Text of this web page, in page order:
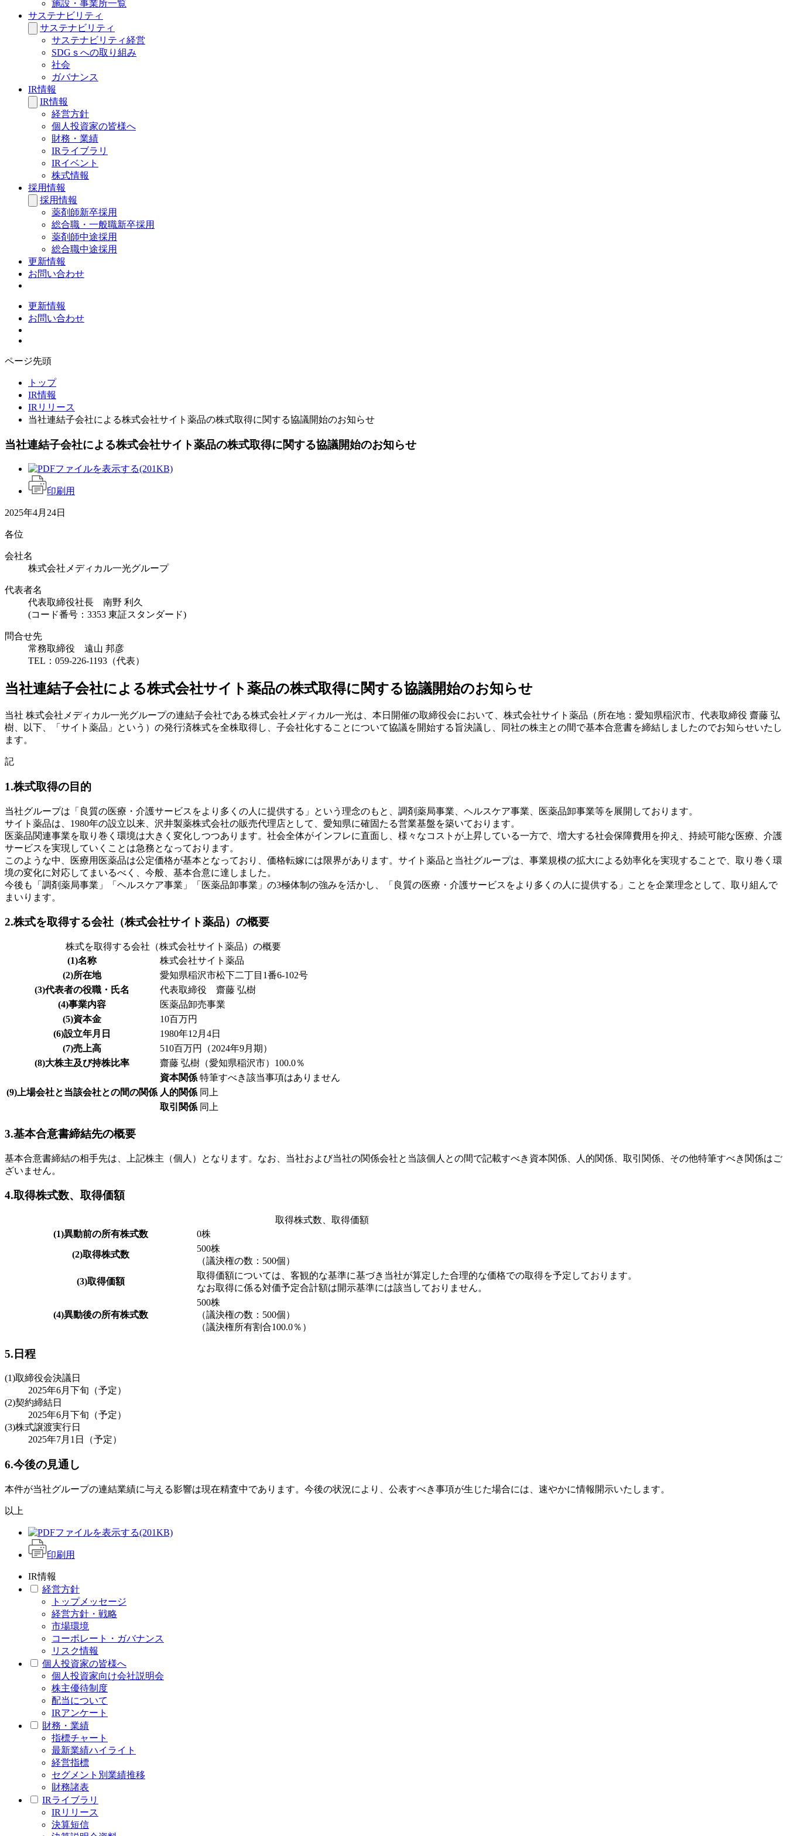
施設・事業所一覧
サステナビリティ
サステナビリティ
サステナビリティ経営
SDGｓへの取り組み
社会
ガバナンス
IR情報
IR情報
経営方針
個人投資家の皆様へ
財務・業績
IRライブラリ
IRイベント
株式情報
採用情報
採用情報
薬剤師新卒採用
総合職・一般職新卒採用
薬剤師中途採用
総合職中途採用
更新情報
お問い合わせ
更新情報
お問い合わせ
ページ先頭
トップ
IR情報
IRリリース
当社連結子会社による株式会社サイト薬品の株式取得に関する協議開始のお知らせ
当社連結子会社による株式会社サイト薬品の株式取得に関する協議開始のお知らせ
(201KB)
印刷用
2025年4月24日
各位
会社名
株式会社メディカル一光グループ
代表者名
代表取締役社長 南野 利久
(コード番号：3353 東証スタンダード)
問合せ先
常務取締役 遠山 邦彦
TEL：059-226-1193（代表）
当社連結子会社による株式会社サイト薬品の株式取得に関する協議開始のお知らせ
当社 株式会社メディカル一光グループの連結子会社である株式会社メディカル一光は、本日開催の取締役会において、株式会社サイト薬品（所在地：愛知県稲沢市、代表取締役 齋藤 弘
樹、以下、「サイト薬品」という）の発行済株式を全株取得し、子会社化することについて協議を開始する旨決議し、同社の株主との間で基本合意書を締結しましたのでお知らせいたし
ます。
記
1.株式取得の目的
当社グループは「良質の医療・介護サービスをより多くの人に提供する」という理念のもと、調剤薬局事業、ヘルスケア事業、医薬品卸事業等を展開しております。
サイト薬品は、1980年の設立以来、沢井製薬株式会社の販売代理店として、愛知県に確固たる営業基盤を築いております。
医薬品関連事業を取り巻く環境は大きく変化しつつあります。社会全体がインフレに直面し、様々なコストが上昇している一方で、増大する社会保障費用を抑え、持続可能な医療、介護
サービスを実現していくことは急務となっております。
このような中、医療用医薬品は公定価格が基本となっており、価格転嫁には限界があります。サイト薬品と当社グループは、事業規模の拡大による効率化を実現することで、取り巻く環
境の変化に対応してまいるべく、今般、基本合意に達しました。
今後も「調剤薬局事業」「ヘルスケア事業」「医薬品卸事業」の3極体制の強みを活かし、「良質の医療・介護サービスをより多くの人に提供する」ことを企業理念として、取り組んで
まいります。
2.株式を取得する会社（株式会社サイト薬品）の概要
株式を取得する会社（株式会社サイト薬品）の概要
(1)名称
株式会社サイト薬品
(2)所在地
愛知県稲沢市松下二丁目1番6-102号
(3)代表者の役職・氏名
代表取締役 齋藤 弘樹
(4)事業内容
医薬品卸売事業
(5)資本金
10百万円
(6)設立年月日
1980年12月4日
(7)売上高
510百万円（2024年9月期）
(8)大株主及び持株比率
齋藤 弘樹（愛知県稲沢市）100.0％
(9)上場会社と当該会社との間の関係
資本関係 特筆すべき該当事項はありません
人的関係 同上
取引関係 同上
3.基本合意書締結先の概要
基本合意書締結の相手先は、上記株主（個人）となります。なお、当社および当社の関係会社と当該個人との間で記載すべき資本関係、人的関係、取引関係、その他特筆すべき関係はご
ざいません。
4.取得株式数、取得価額
取得株式数、取得価額
(1)異動前の所有株式数
0株
(2)取得株式数
500株
（議決権の数：500個）
(3)取得価額
取得価額については、客観的な基準に基づき当社が算定した合理的な価格での取得を予定しております。
なお取得に係る対価予定合計額は開示基準には該当しておりません。
(4)異動後の所有株式数
500株
（議決権の数：500個）
（議決権所有割合100.0％）
5.日程
(1)取締役会決議日
2025年6月下旬（予定）
(2)契約締結日
2025年6月下旬（予定）
(3)株式譲渡実行日
2025年7月1日（予定）
6.今後の見通し
本件が当社グループの連結業績に与える影響は現在精査中であります。今後の状況により、公表すべき事項が生じた場合には、速やかに情報開示いたします。
以上
(201KB)
印刷用
IR情報
経営方針
トップメッセージ
経営方針・戦略
市場環境
コーポレート・ガバナンス
リスク情報
個人投資家の皆様へ
個人投資家向け会社説明会
株主優待制度
配当について
IRアンケート
財務・業績
指標チャート
最新業績ハイライト
経営指標
セグメント別業績推移
財務諸表
IRライブラリ
IRリリース
決算短信